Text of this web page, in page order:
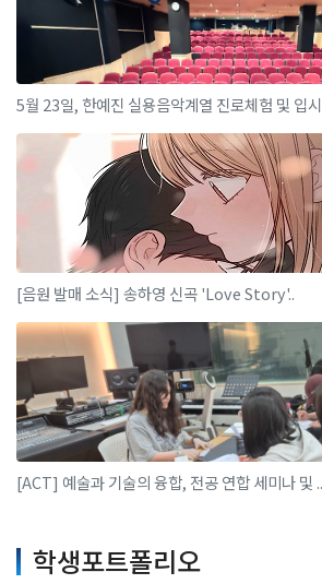
5월 23일, 한예진 실용음악계열 진로체험 및 입
[음원 발매 소식] 송하영 신곡 'Love Story'..
[ACT] 예술과 기술의 융합, 전공 연합 세미나 및 ..
학생포트폴리오